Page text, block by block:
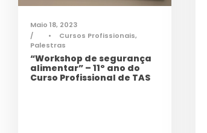
Maio 18, 2023
•
Cursos Profissionais,
Palestras
“Workshop de segurança
alimentar” – 11º ano do
Curso Profissional de TAS